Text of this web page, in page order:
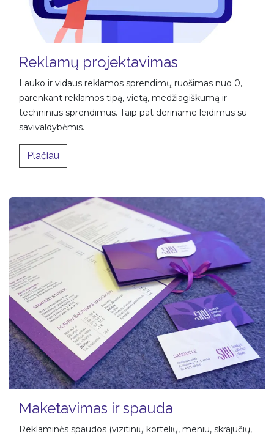
Reklamų projektavimas
Lauko ir vidaus reklamos sprendimų ruošimas nuo 0,
parenkant reklamos tipą, vietą, medžiagiškumą ir
techninius sprendimus. Taip pat deriname leidimus su
savivaldybėmis.
Plačiau
Maketavimas ir spauda
Reklaminės spaudos (vizitinių kortelių, meniu, skrajučių,